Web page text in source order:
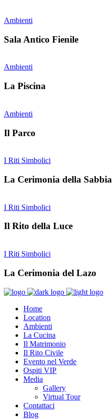
Ambienti
Sala Antico Fienile
Ambienti
La Piscina
Ambienti
Il Parco
I Riti Simbolici
La Cerimonia della Sabbia
I Riti Simbolici
Il Rito della Luce
I Riti Simbolici
La Cerimonia del Lazo
Home
Location
Ambienti
La Cucina
Il Matrimonio
Il Rito Civile
Evento nel Verde
Ospiti VIP
Media
Gallery
Virtual Tour
Contattaci
Blog